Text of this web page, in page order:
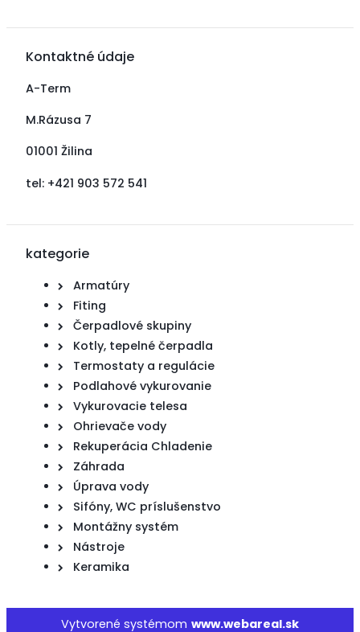
Kontaktné údaje
A-Term
M.Rázusa 7
01001 Žilina
tel: +421 903 572 541
kategorie
Armatúry
Fiting
Čerpadlové skupiny
Kotly, tepelné čerpadla
Termostaty a regulácie
Podlahové vykurovanie
Vykurovacie telesa
Ohrievače vody
Rekuperácia Chladenie
Záhrada
Úprava vody
Sifóny, WC príslušenstvo
Montážny systém
Nástroje
Keramika
Vytvorené systémom www.webareal.sk